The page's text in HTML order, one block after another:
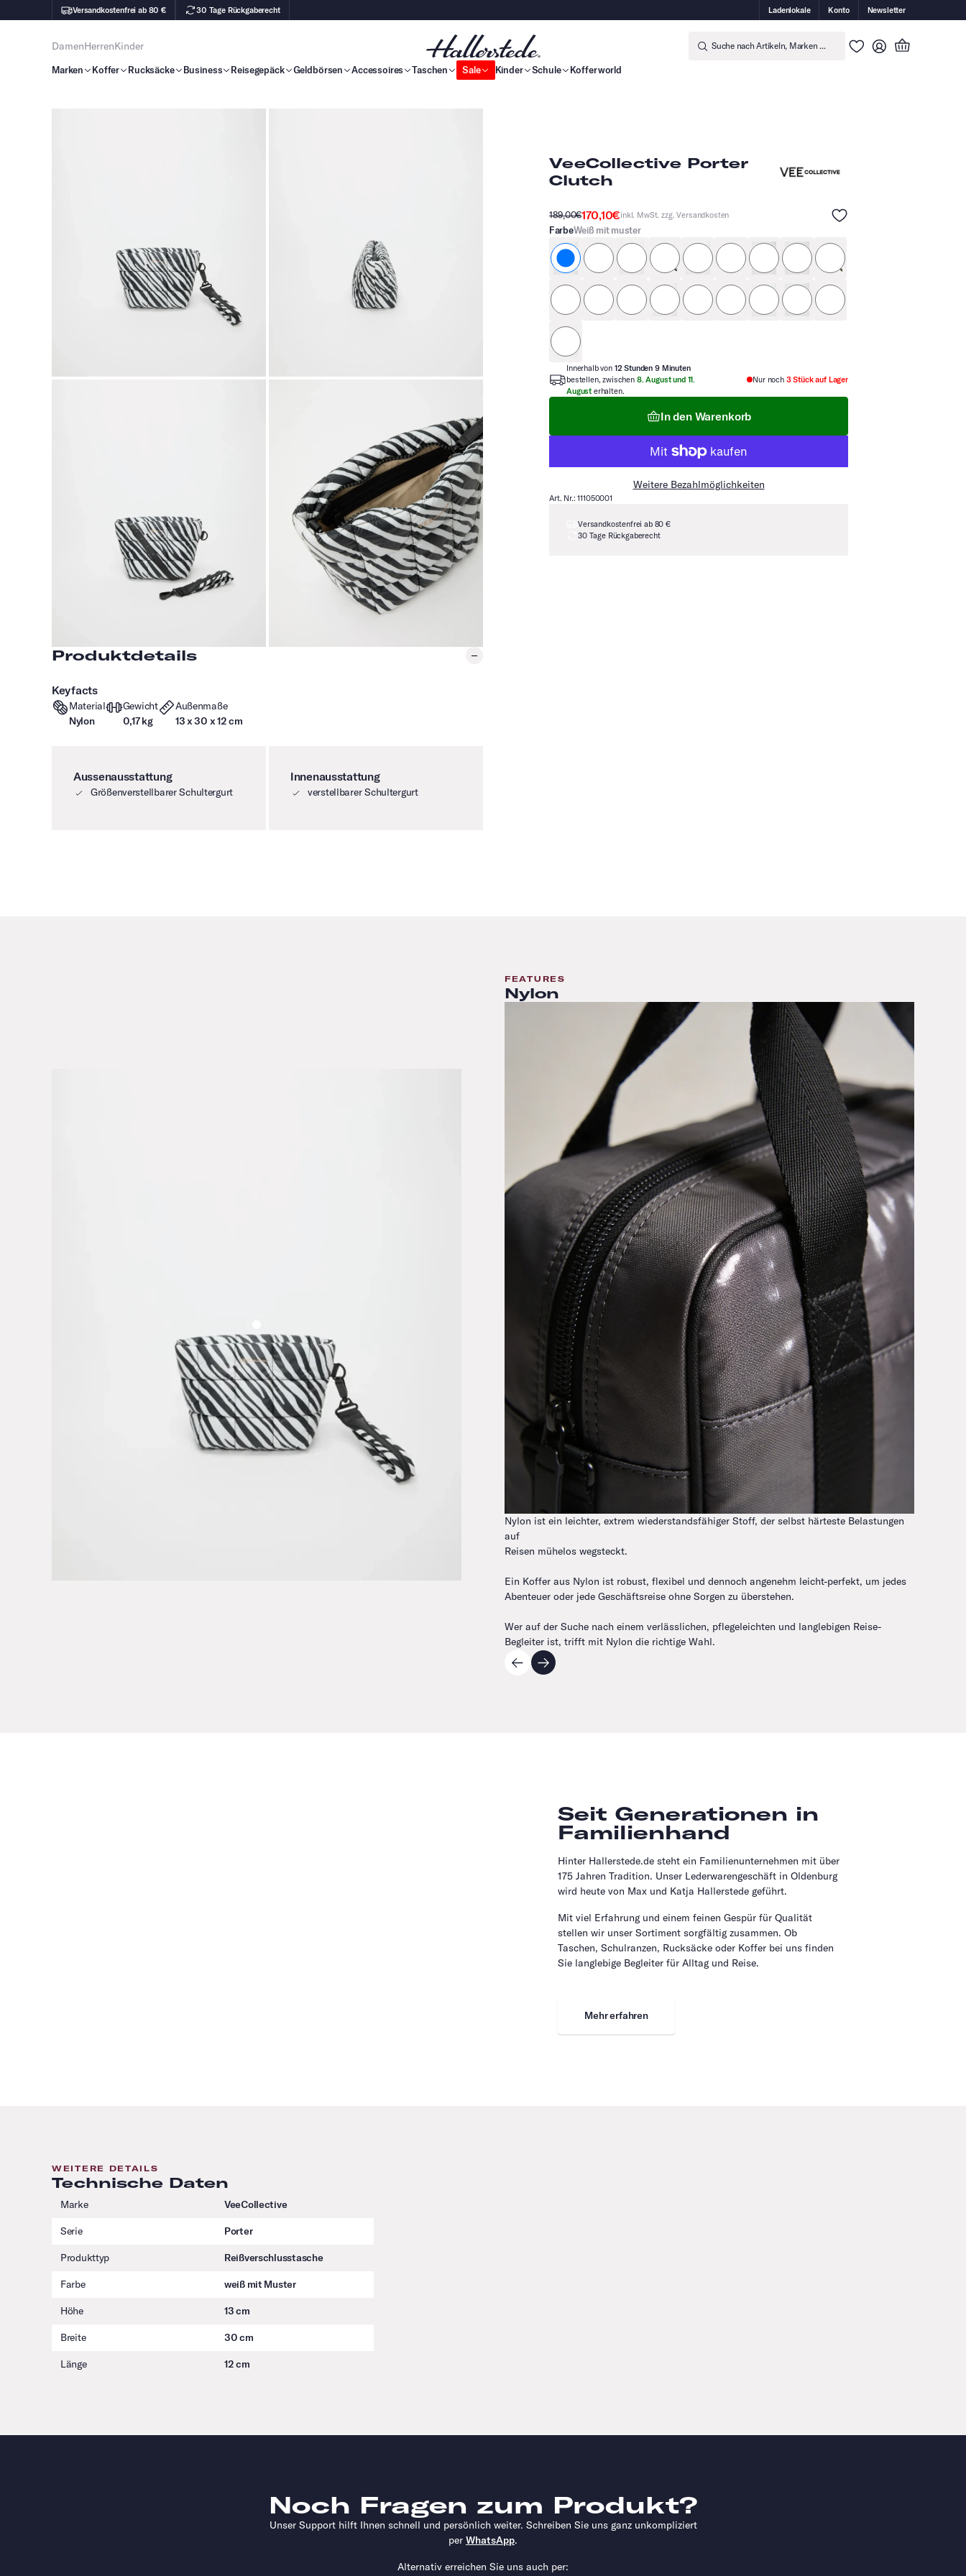
Versandkostenfrei ab 80 € 30 Tage Rückgaberecht Ladenlokale Konto Newsletter
DamenHerrenKinder Suche nach Artikeln, Marken ...
Marken Koffer Rucksäcke Business Reisegepäck Geldbörsen Accessoires Taschen Sale Kinder Schule Kofferworld
Produktdetails
Keyfacts
Material
Nylon
Gewicht
0,17 kg
Außenmaße
13 x 30 x 12 cm
Aussenausstattung
Größenverstellbarer Schultergurt
Innenausstattung
verstellbarer Schultergurt
VeeCollective Porter
Clutch
189,00€170,10€inkl. MwSt. zzg.Versandkosten
FarbeWeiß mit muster
weiß mit Muster
grau schwarz glänzend
schwarzcognachellblaudunkelblaublau mit Muster
grün
oliv hellrosaschwarz mit Muster
beige braun Hellbeigesilber Anthrazitbeige mit Muster
Silber Grau
Innerhalb von 12 Stunden 9 Minuten
bestellen, zwischen 8. August und 11.
August erhalten.
Nur noch 3 Stück auf Lager
In den Warenkorb
Weitere Bezahlmöglichkeiten
Art. Nr.: 111050001
Versandkostenfrei ab 80 €
30 Tage Rückgaberecht
FEATURES
Nylon
Nylon ist ein leichter, extrem wiederstandsfähiger Stoff, der selbst härteste Belastungen
auf
Reisen mühelos wegsteckt.
Ein Koffer aus Nylon ist robust, flexibel und dennoch angenehm leicht-perfekt, um jedes
Abenteuer oder jede Geschäftsreise ohne Sorgen zu überstehen.
Wer auf der Suche nach einem verlässlichen, pflegeleichten und langlebigen Reise-
Begleiter ist, trifft mit Nylon die richtige Wahl.
Seit Generationen in
Familienhand
Hinter Hallerstede.de steht ein Familienunternehmen mit über
175 Jahren Tradition. Unser Lederwarengeschäft in Oldenburg
wird heute von Max und Katja Hallerstede geführt.
Mit viel Erfahrung und einem feinen Gespür für Qualität
stellen wir unser Sortiment sorgfältig zusammen. Ob
Taschen, Schulranzen, Rucksäcke oder Koffer bei uns finden
Sie langlebige Begleiter für Alltag und Reise.
Mehr erfahren
WEITERE DETAILS
Technische Daten
Marke VeeCollective
Serie Porter
Produkttyp Reißverschlusstasche
Farbe weiß mit Muster
Höhe 13 cm
Breite 30 cm
Länge 12 cm
Noch Fragen zum Produkt?
Unser Support hilft Ihnen schnell und persönlich weiter. Schreiben Sie uns ganz unkompliziert
per WhatsApp.
Alternativ erreichen Sie uns auch per: